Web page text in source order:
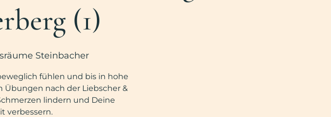
(1)
Steinbacher
fühlen und bis in hohe
nach der Liebscher &
lindern und Deine
verbessern.